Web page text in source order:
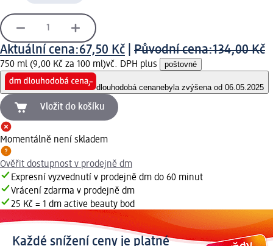
Aktuální cena:67,50 Kč Původní cena:134,00 Kč
750 ml (9,00 Kč za 100 ml)vč. DPH plus poštovné
dlouhodobá cenanebyla zvýšena od 06.05.2025
Vložit do košíku
Momentálně není skladem
Ověřit dostupnost v prodejně dm
Expresní vyzvednutí v prodejně dm do 60 minut
Vrácení zdarma v prodejně dm
25 Kč = 1 dm active beauty bod
Každé snížení ceny je platné